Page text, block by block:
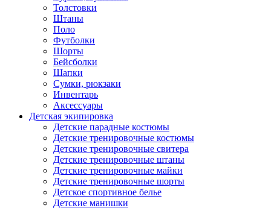
Толстовки
Штаны
Поло
Футболки
Шорты
Бейсболки
Шапки
Сумки, рюкзаки
Инвентарь
Аксессуары
Детская экипировка
Детские парадные костюмы
Детские тренировочные костюмы
Детские тренировочные свитера
Детские тренировочные штаны
Детские тренировочные майки
Детские тренировочные шорты
Детское спортивное белье
Детские манишки